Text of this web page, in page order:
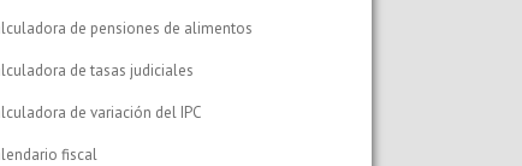
de pensiones de alimentos
de tasas judiciales
de variación del IPC
fiscal